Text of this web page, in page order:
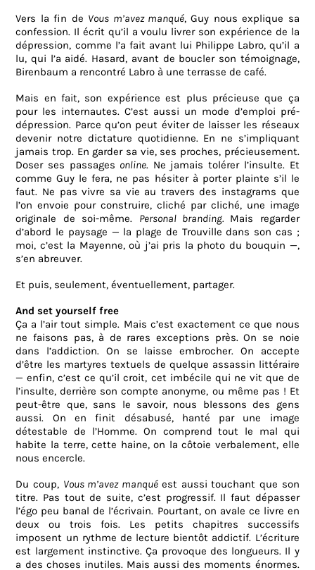
Vers la fin de Vous m’avez manqué, Guy nous explique sa
confession. Il écrit qu’il a voulu livrer son expérience de la
dépression, comme l’a fait avant lui Philippe Labro, qu’il a
lu, qui l’a aidé. Hasard, avant de boucler son témoignage,
Birenbaum a rencontré Labro à une terrasse de café.
Mais en fait, son expérience est plus précieuse que ça
pour les internautes. C’est aussi un mode d’emploi pré-
dépression. Parce qu’on peut éviter de laisser les réseaux
devenir notre dictature quotidienne. En ne s’impliquant
jamais trop. En garder sa vie, ses proches, précieusement.
Doser ses passages online. Ne jamais tolérer l’insulte. Et
comme Guy le fera, ne pas hésiter à porter plainte s’il le
faut. Ne pas vivre sa vie au travers des instagrams que
l’on envoie pour construire, cliché par cliché, une image
originale de soi-même. Personal branding.Mais regarder
d’abord le paysage — la plage de Trouville dans son cas ;
moi, c’est la Mayenne, où j’ai pris la photo du bouquin —,
s’en abreuver.
Et puis, seulement, éventuellement, partager.
And set yourself free
Ça a l’air tout simple. Mais c’est exactement ce que nous
ne faisons pas, à de rares exceptions près. On se noie
dans l’addiction. On se laisse embrocher. On accepte
d’être les martyres textuels de quelque assassin littéraire
— enfin, c’est ce qu’il croit, cet imbécile qui ne vit que de
l’insulte, derrière son compte anonyme, ou même pas ! Et
peut-être que, sans le savoir, nous blessons des gens
aussi. On en finit désabusé, hanté par une image
détestable de l’Homme. On comprend tout le mal qui
habite la terre, cette haine, on la côtoie verbalement, elle
nous encercle.
Du coup, Vous m’avez manqué est aussi touchant que son
titre. Pas tout de suite, c’est progressif. Il faut dépasser
l’égo peu banal de l’écrivain. Pourtant, on avale ce livre en
deux ou trois fois. Les petits chapitres successifs
imposent un rythme de lecture bientôt addictif. L’écriture
est largement instinctive. Ça provoque des longueurs. Il y
a des choses inutiles. Mais aussi des moments énormes.